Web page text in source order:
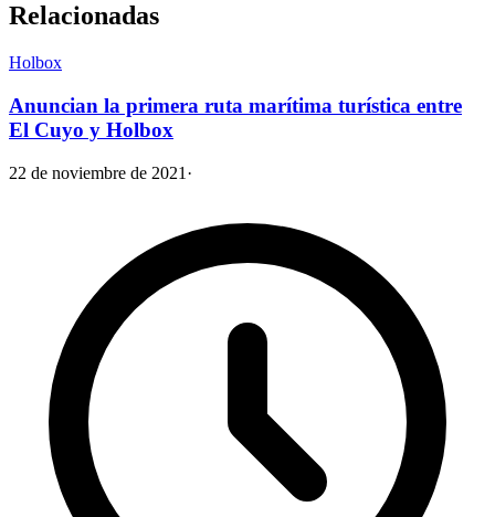
Relacionadas
Holbox
Anuncian la primera ruta marítima turística entre
El Cuyo y Holbox
22 de noviembre de 2021 ·